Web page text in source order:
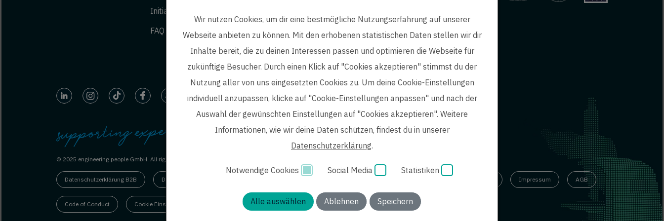
Initiativbewerbung
FAQ
Downloads
Kontakt
Chemicals
Zur ep group
© 2025 engineering people GmbH. All rights reserved.
Datenschutzerklärung B2B Datenschutzerklärung Impressum AGB
Code of Conduct Cookie Einstellungen
Wir nutzen Cookies, um dir eine bestmögliche Nutzungserfahrung auf unserer
Webseite anbieten zu können. Mit den erhobenen statistischen Daten stellen wir dir
Inhalte bereit, die zu deinen Interessen passen und optimieren die Webseite für
zukünftige Besucher. Durch einen Klick auf "Cookies akzeptieren" stimmst du der
Nutzung aller von uns eingesetzten Cookies zu. Um deine Cookie-Einstellungen
individuell anzupassen, klicke auf "Cookie-Einstellungen anpassen" und nach der
Auswahl der gewünschten Einstellungen auf "Cookies akzeptieren". Weitere
Informationen, wie wir deine Daten schützen, findest du in unserer
Datenschutzerklärung.
Notwendige Cookies Social Media Statistiken
Alle auswählen Ablehnen Speichern